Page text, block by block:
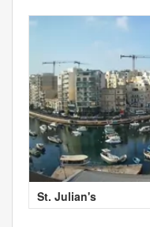
St. Julian's